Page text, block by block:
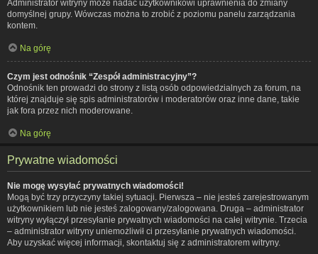
Administrator witryny może nadać użytkownikowi uprawnienia do zmiany
domyślnej grupy. Wówczas można to zrobić z poziomu panelu zarządzania
kontem.
Na górę
Czym jest odnośnik “Zespół administracyjny”?
Odnośnik ten prowadzi do strony z listą osób odpowiedzialnych za forum, na
której znajduje się spis administratorów i moderatorów oraz inne dane, takie
jak fora przez nich moderowane.
Na górę
Prywatne wiadomości
Nie mogę wysyłać prywatnych wiadomości!
Mogą być trzy przyczyny takiej sytuacji. Pierwsza – nie jesteś zarejestrowanym
użytkownikiem lub nie jesteś zalogowany/zalogowana. Druga – administrator
witryny wyłączył przesyłanie prywatnych wiadomości na całej witrynie. Trzecia
– administrator witryny uniemożliwił ci przesyłanie prywatnych wiadomości.
Aby uzyskać więcej informacji, skontaktuj się z administratorem witryny.